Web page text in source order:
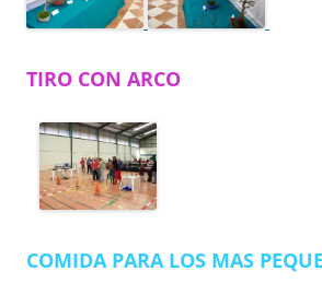
TIRO CON ARCO
COMIDA PARA LOS MAS